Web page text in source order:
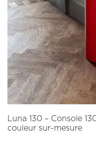
Luna 130 – Console
couleur sur-mesure